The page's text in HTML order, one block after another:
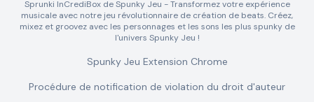
Sprunki InCrediBox de Spunky Jeu - Transformez votre expérience
musicale avec notre jeu révolutionnaire de création de beats. Créez,
mixez et groovez avec les personnages et les sons les plus spunky de
l'univers Spunky Jeu !
Spunky Jeu Extension Chrome
Procédure de notification de violation du droit d'auteur